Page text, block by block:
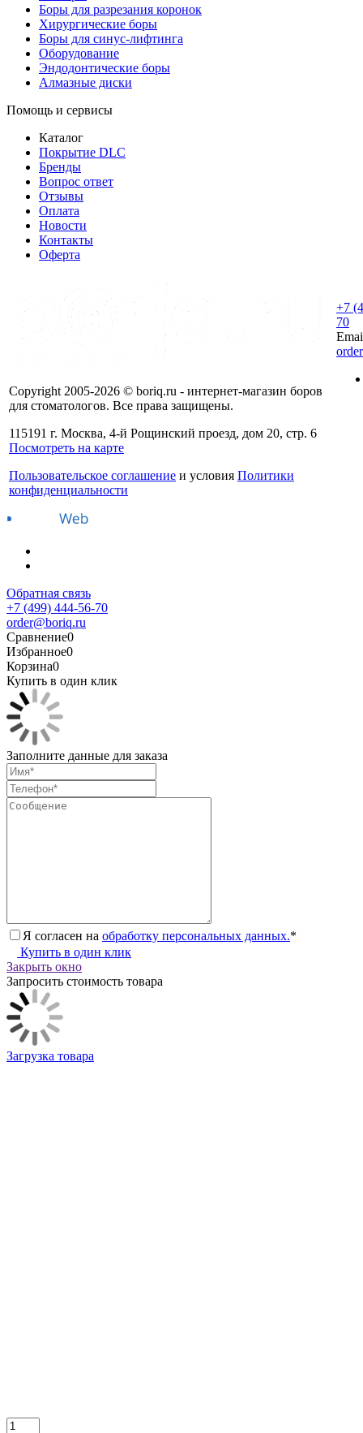
Боры для разрезания коронок
Хирургические боры
Боры для синус-лифтинга
Оборудование
Эндодонтические боры
Алмазные диски
Помощь и сервисы
Каталог
Покрытие DLC
Бренды
Вопрос ответ
Отзывы
Оплата
Новости
Контакты
Оферта
Copyright 2005-2026 © boriq.ru - интернет-магазин боров
для стоматологов. Все права защищены.
115191 г. Москва, 4-й Рощинский проезд, дом 20, стр. 6
Посмотреть на карте
Пользовательское соглашение и условия Политики
конфиденциальности
+7
70
Обратная связь
+7 (499) 444-56-70
order@boriq.ru
Сравнение0
Избранное0
Корзина0
Купить в один клик
Заполните данные для заказа
Я согласен на обработку персональных данных.*
Купить в один клик
Закрыть окно
Запросить стоимость товара
Загрузка товара